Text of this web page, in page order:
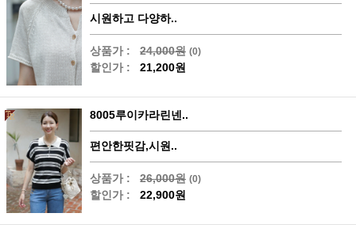
시원하고 다양하..
상품가 : 24,000원 (0)
할인가 : 21,200원
8005루이카라린넨..
편안한핏감,시원..
상품가 : 26,000원 (0)
할인가 : 22,900원